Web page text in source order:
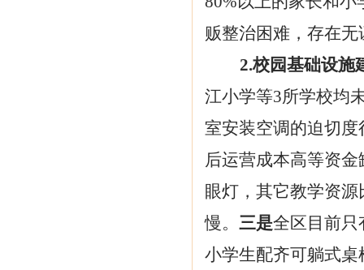
贩整治困难，存在无
2.校园基础设施
江小学等3所学校均
室安装空调的迫切
后运营成本高等资
眼灯，其它教学资
慢。三是全区目前只
小学生配齐可躺式